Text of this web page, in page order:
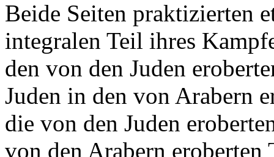
Beide Seiten praktizierten
integralen Teil ihres
den von den Juden
Juden in den von Arabern
die von den Juden
von den Arabern